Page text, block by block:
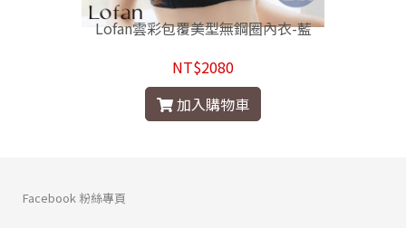
Lofan雲彩包覆美型無鋼圈內衣-藍
NT$2080
加入購物車
Facebook 粉絲專頁